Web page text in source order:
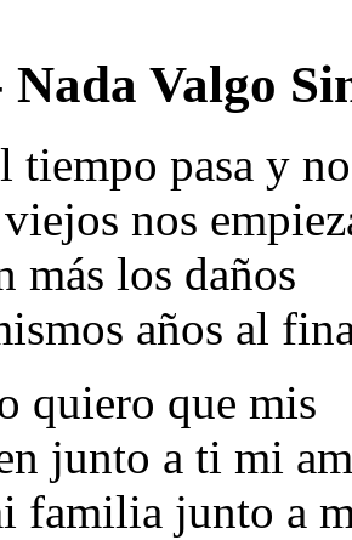
Nada Valgo
tiempo pasa y
nos
más los daños
años al
quiero que mis
junto a ti mi
familia junto a